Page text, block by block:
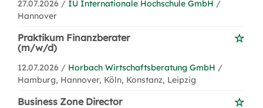
27.07.2026 / IU Internationale Hochschule GmbH /
Hannover
Praktikum Finanzberater
(m/w/d)
12.07.2026 / Horbach Wirtschaftsberatung GmbH /
Hamburg, Hannover, Köln, Konstanz, Leipzig
Business Zone Director